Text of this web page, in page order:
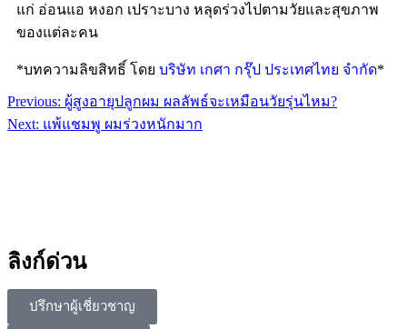
แก่ อ่อนแอ หงอก เปราะบาง หลุดร่วงไปตามวัยและสุขภาพ
ของแต่ละคน
*บทความลิขสิทธิ์ โดย บริษัท เกศา กรุ๊ป ประเทศไทย จำกัด*
Previous: ผู้สูงอายุปลูกผม ผลลัพธ์จะเหมือนวัยรุ่นไหม?
Next: แพ้แชมพู ผมร่วงหนักมาก
ลิงก์ด่วน
ปรึกษาผู้เชี่ยวชาญ